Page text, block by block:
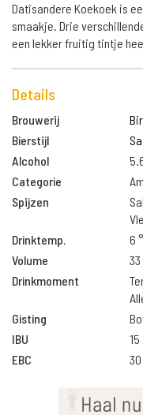
Datisandere Koekoek is
smaakje. Drie
een lekker fruitig tintje
Details
Brouwerij
Bierstijl
Alcohol
Categorie
Spijzen
Drinktemp.
6
Volume
33
Drinkmoment
Gisting
IBU
15
EBC
30